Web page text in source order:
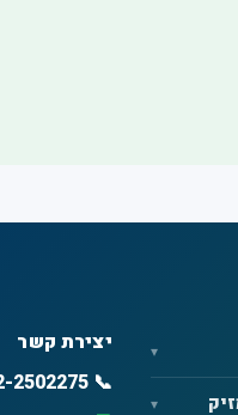
יצירת קשר
📞 052-2502275